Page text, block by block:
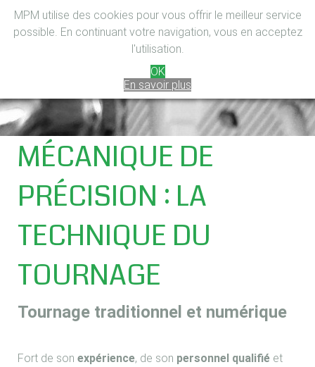
MPM utilise des cookies pour vous offrir le meilleur service
possible. En continuant votre navigation, vous en acceptez
l'utilisation.
OK
En savoir plus
MÉCANIQUE DE
PRÉCISION : LA
TECHNIQUE DU
TOURNAGE
Tournage traditionnel et numérique
Fort de son expérience, de son personnel qualifié et